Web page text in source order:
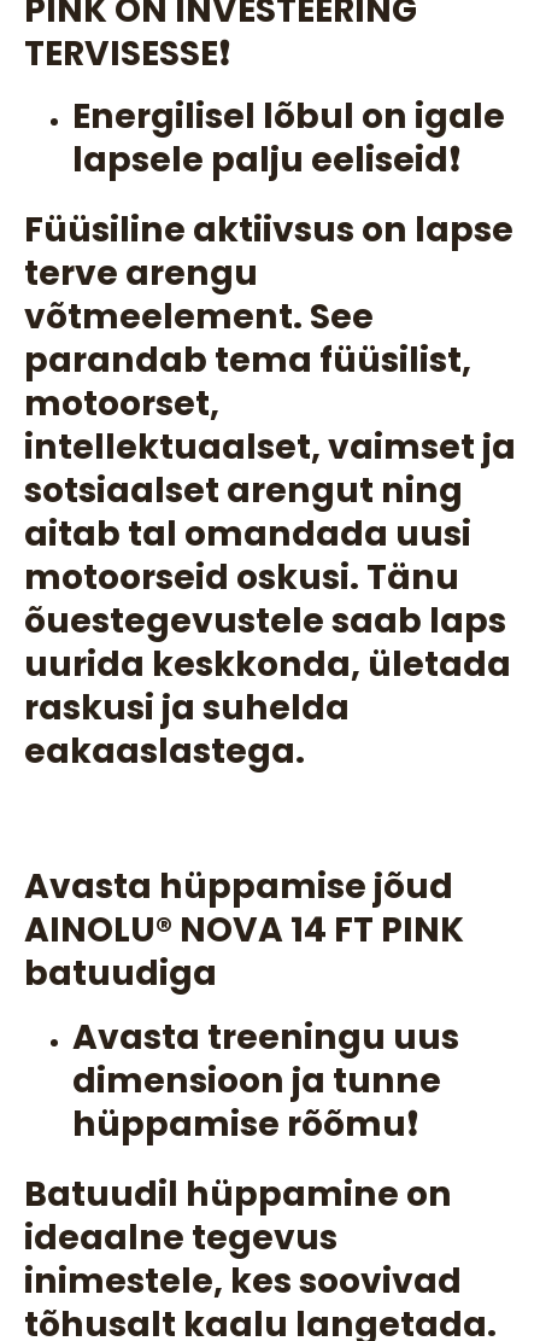
TERVISESSE❗
Energilisel lõbul on igale
lapsele palju eeliseid❗
Füüsiline aktiivsus on lapse
terve arengu
võtmeelement. See
parandab tema füüsilist,
motoorset,
intellektuaalset, vaimset ja
sotsiaalset arengut ning
aitab tal omandada uusi
motoorseid oskusi. Tänu
õuestegevustele saab laps
uurida keskkonda, ületada
raskusi ja suhelda
eakaaslastega.
Avasta hüppamise jõud
AINOLU®️ NOVA 14 FT PINK
batuudiga
Avasta treeningu uus
dimensioon ja tunne
hüppamise rõõmu❗
Batuudil hüppamine on
ideaalne tegevus
inimestele, kes soovivad
tõhusalt kaalu langetada.